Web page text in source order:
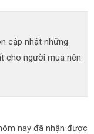
cập nhật những
cho người mua nên
nay đã nhận được